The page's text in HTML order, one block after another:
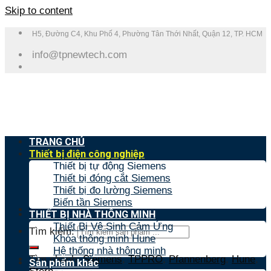
Skip to content
H5, Đường C4, Khu Phố 4, Phường Tân Thới Nhất, Quận 12, TP. HCM
info@tpnewtech.com
Tìm kiếm:
Tìm nhanh:Siemens,TPPRO,Pfannenberg,Hune,
TRANG CHỦ
Thiết bị điện công nghiệp
Thiết bị tự động Siemens
Thiết bị đóng cắt Siemens
Thiết bị đo lường Siemens
Biến tần Siemens
THIẾT BỊ NHÀ THÔNG MINH
Thiết Bị Vệ Sinh Cảm Ứng
Khóa thông minh Hune
Hệ thống nhà thông minh
Sản phẩm khác